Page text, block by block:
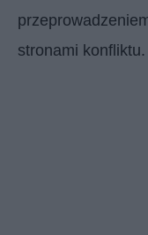
stronami konfliktu.